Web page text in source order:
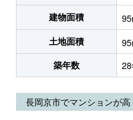
建物面積
土地面積
築年数
長岡京市でマンションが